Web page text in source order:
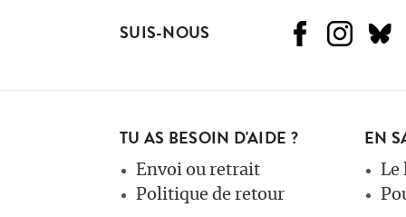
SUIS-NOUS
TU AS BESOIN D'AIDE ?
Envoi ou retrait
Politique de retour
EN
Le